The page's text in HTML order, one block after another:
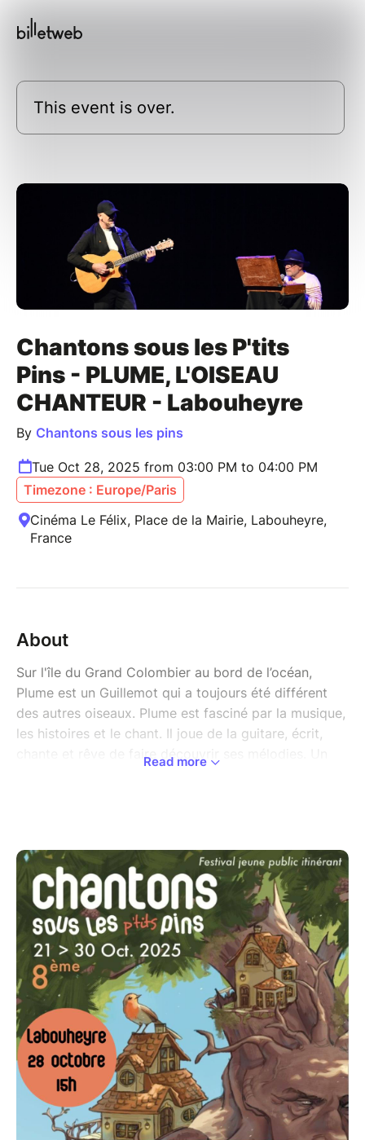
This event is over.
Chantons sous les P'tits
Pins - PLUME, L'OISEAU
CHANTEUR - Labouheyre
By Chantons sous les pins
Tue Oct 28, 2025 from 03:00 PM to 04:00 PM
Timezone : Europe/Paris
Cinéma Le Félix, Place de la Mairie, Labouheyre,
France
About
Sur l'île du Grand Colombier au bord de l’océan,
Plume est un Guillemot qui a toujours été différent
des autres oiseaux. Plume est fasciné par la musique,
les histoires et le chant. Il joue de la guitare, écrit,
chante et rêve de faire découvrir ses mélodies. Un
intentionné, ainsi que Bill Hoot, un hibou sage qui lui
apportera de nouvelles notes pour enrichir sa
chanson intérieure. Ce voyage initiatique est une
quête de soi, d'amitié, et d’acceptation de la
différence.
Read more